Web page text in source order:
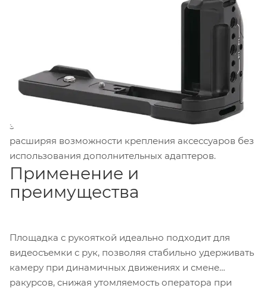
в основании рукоятки
стандартными штативными головками, слайдерами
и кранами, позволяя быстро переключаться между
съемкой с рук и статичными кадрами. Такая
конфигурация превращает компактную камеру в
полноценный инструмент для
видеоблогеров
контент-мейкеровимобильных операторов,
значительно повышая удобство работы с рук и
расширяя возможности крепления аксессуаров без
использования дополнительных адаптеров.
Применение и
преимущества
Площадка с рукояткой идеально подходит для
видеосъемки с рук, позволяя стабильно удерживать
камеру при динамичных движениях и смене
ракурсов, снижая утомляемость оператора при